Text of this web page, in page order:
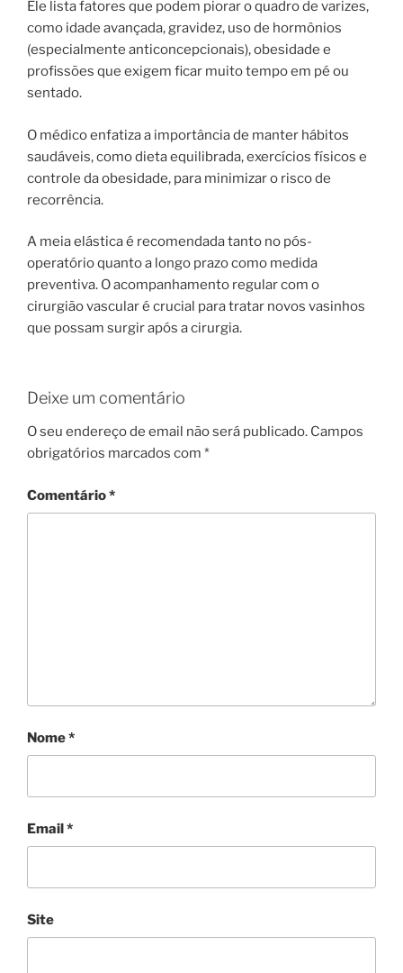
Ele lista fatores que podem piorar o quadro de varizes,
como idade avançada, gravidez, uso de hormônios
(especialmente anticoncepcionais), obesidade e
profissões que exigem ficar muito tempo em pé ou
sentado.
O médico enfatiza a importância de manter hábitos
saudáveis, como dieta equilibrada, exercícios físicos e
controle da obesidade, para minimizar o risco de
recorrência.
A meia elástica é recomendada tanto no pós-
operatório quanto a longo prazo como medida
preventiva. O acompanhamento regular com o
cirurgião vascular é crucial para tratar novos vasinhos
que possam surgir após a cirurgia.
Deixe um comentário
O seu endereço de email não será publicado. Campos
obrigatórios marcados com *
Comentário*
Nome*
Email*
Site